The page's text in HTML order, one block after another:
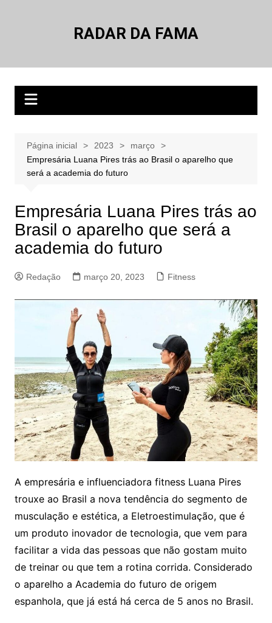
RADAR DA FAMA
Página inicial 2023
março
Empresária Luana Pires trás ao Brasil o aparelho que
será a academia do futuro
Empresária Luana Pires trás ao
Brasil o aparelho que será a
academia do futuro
Redação março 20, 2023 Fitness
A empresária e influenciadora fitness Luana Pires
trouxe ao Brasil a nova tendência do segmento de
musculação e estética, a Eletroestimulação, que é
um produto inovador de tecnologia, que vem para
facilitar a vida das pessoas que não gostam muito
de treinar ou que tem a rotina corrida. Considerado
o aparelho a Academia do futuro de origem
espanhola, que já está há cerca de 5 anos no Brasil.